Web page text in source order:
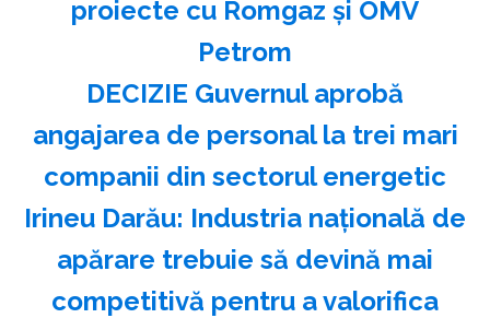
proiecte cu Romgaz și OMV
Petrom
DECIZIE Guvernul aprobă
angajarea de personal la trei mari
companii din sectorul energetic
Irineu Darău: Industria naţională de
apărare trebuie să devină mai
competitivă pentru a valorifica